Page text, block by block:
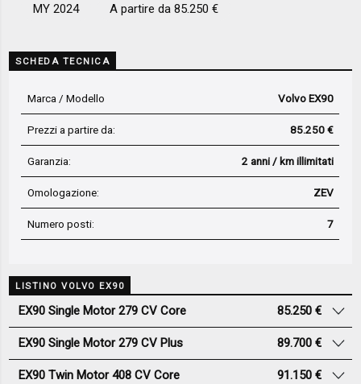
MY 2024 A partire da 85.250 €
SCHEDA TECNICA
Marca / Modello Volvo EX90
Prezzi a partire da: 85.250 €
Garanzia: 2 anni / km illimitati
Omologazione: ZEV
Numero posti: 7
LISTINO VOLVO EX90
EX90 Single Motor 279 CV Core 85.250 €
EX90 Single Motor 279 CV Plus 89.700 €
EX90 Twin Motor 408 CV Core 91.150 €